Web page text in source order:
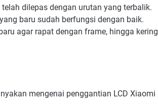
dilepas dengan urutan yang terbalik.
baru sudah berfungsi dengan baik.
agar rapat dengan frame, hingga kering
mengenai penggantian LCD Xiaomi